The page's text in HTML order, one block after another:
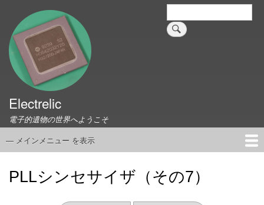
検
索
Electrelic
電子的遺物の世界へようこそ
メ
— メインメニュー を表示
PLLシンセサイザ（その7）